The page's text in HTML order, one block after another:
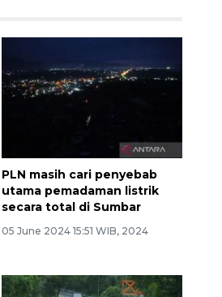
PLN masih cari penyebab
utama pemadaman listrik
secara total di Sumbar
05 June 2024 15:51 WIB, 2024